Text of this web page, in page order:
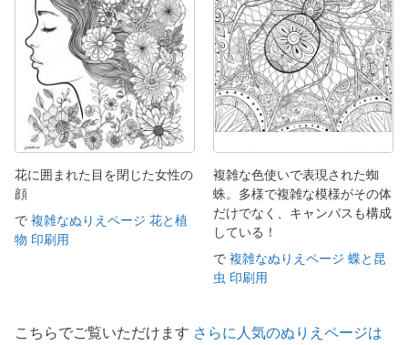
花に囲まれた目を閉じた女性の
顔
で 複雑なぬりえページ 花と植
物 印刷用
複雑な色使いで表現された蜘
蛛。多様で複雑な模様がその体
だけでなく、キャンバスも構成
している！
で 複雑なぬりえページ 蝶と昆
虫 印刷用
こちらでご覧いただけます さらに人気のぬりえページは